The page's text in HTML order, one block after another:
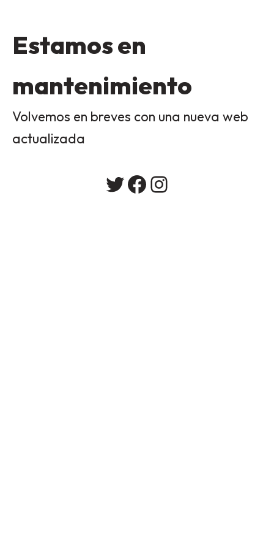
Estamos en
mantenimiento
Volvemos en breves con una nueva web
actualizada
Twitter
Facebook
Instagram